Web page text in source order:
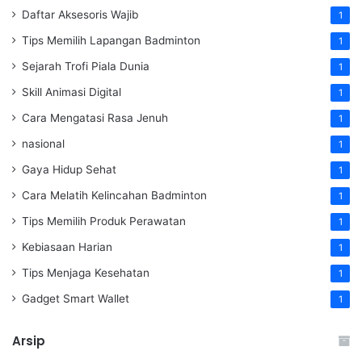
Daftar Aksesoris Wajib 1
Tips Memilih Lapangan Badminton 1
Sejarah Trofi Piala Dunia 1
Skill Animasi Digital 1
Cara Mengatasi Rasa Jenuh 1
nasional 1
Gaya Hidup Sehat 1
Cara Melatih Kelincahan Badminton 1
Tips Memilih Produk Perawatan 1
Kebiasaan Harian 1
Tips Menjaga Kesehatan 1
Gadget Smart Wallet 1
Arsip